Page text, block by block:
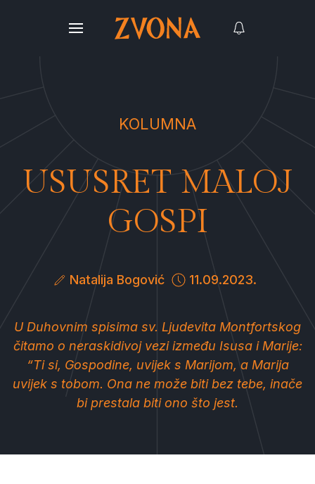
KOLUMNA
USUSRET MALOJ
GOSPI
Natalija Bogović 11.09.2023.
U Duhovnim spisima sv. Ljudevita Montfortskog
čitamo o neraskidivoj vezi između Isusa i Marije:
“Ti si, Gospodine, uvijek s Marijom, a Marija
uvijek s tobom. Ona ne može biti bez tebe, inače
bi prestala biti ono što jest.